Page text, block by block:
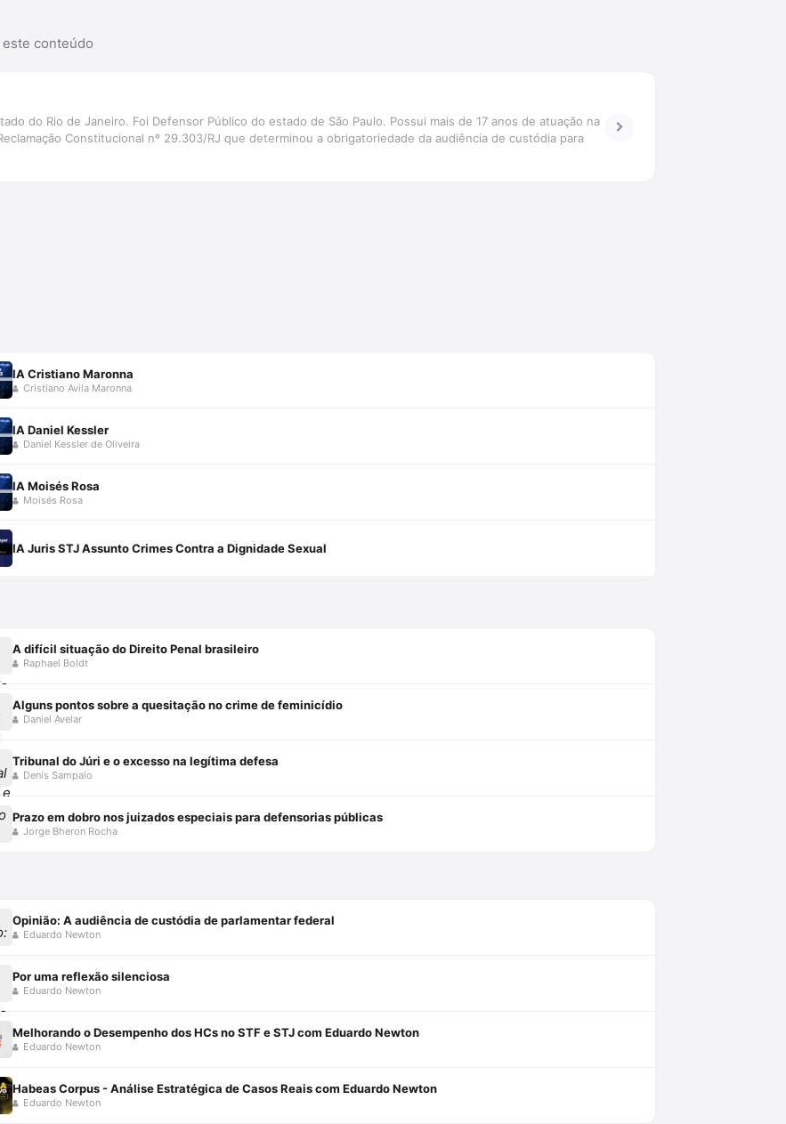
conteúdo
do Rio de Janeiro. Foi Defensor Público do estado de São Paulo. Possui mais de 17 anos de atuação na
Constitucional nº 29.303/RJ que determinou a obrigatoriedade da audiência de custódia para
IA Cristiano Maronna
Cristiano Avila Maronna
IA Daniel Kessler
Daniel Kessler de Oliveira
IA Moisés Rosa
Moisés Rosa
IA Juris STJ Assunto Crimes Contra a Dignidade Sexual
A difícil situação do Direito Penal brasileiro
Raphael Boldt
Alguns pontos sobre a quesitação no crime de feminicídio
Daniel Avelar
Tribunal do Júri e o excesso na legítima defesa
Denis Sampaio
Prazo em dobro nos juizados especiais para defensorias públicas
Jorge Bheron Rocha
Opinião: A audiência de custódia de parlamentar federal
Eduardo Newton
Por uma reflexão silenciosa
Eduardo Newton
Melhorando o Desempenho dos HCs no STF e STJ com Eduardo Newton
Eduardo Newton
Habeas Corpus - Análise Estratégica de Casos Reais com Eduardo Newton
Eduardo Newton